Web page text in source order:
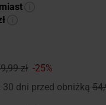
zł -25%
dni przed obniżką